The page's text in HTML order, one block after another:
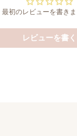
最初のレビューを書き
レビューを書く